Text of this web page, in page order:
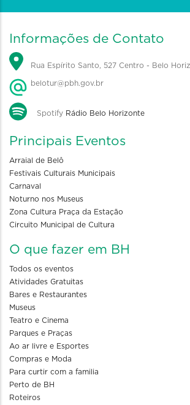
Informações de Contato
Rua Espírito Santo, 527 Centro - Belo
belotur@pbh.gov.br
Spotify Rádio Belo Horizonte
Principais Eventos
Arraial de Belô
Festivais Culturais Municipais
Carnaval
Noturno nos Museus
Zona Cultura Praça da Estação
Circuito Municipal de Cultura
O que fazer em BH
Todos os eventos
Atividades Gratuitas
Bares e Restaurantes
Museus
Teatro e Cinema
Parques e Praças
Ao ar livre e Esportes
Compras e Moda
Para curtir com a familia
Perto de BH
Roteiros